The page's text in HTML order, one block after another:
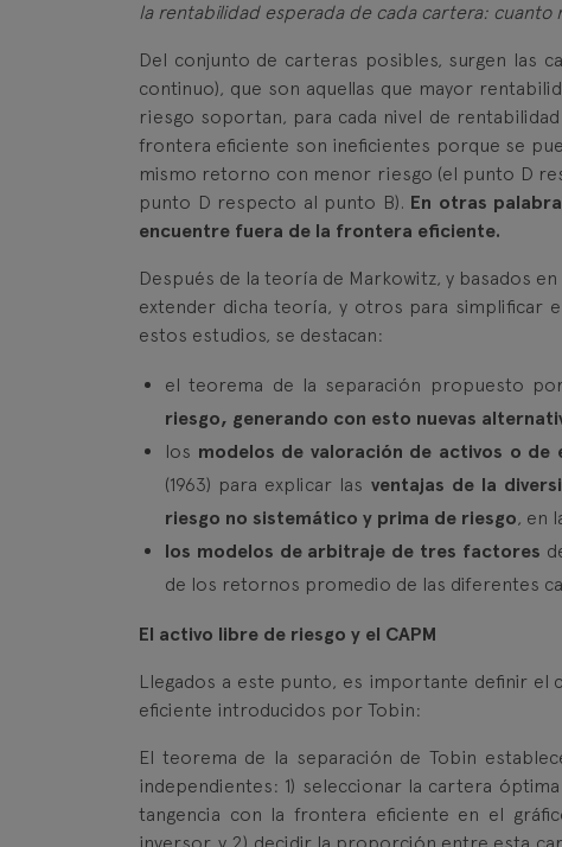
la rentabilidad esperada de cada cartera: cuanto
Del conjunto de carteras posibles, surgen las
continuo), que son aquellas que mayor
riesgo soportan, para cada nivel de
frontera eficiente son ineficientes porque se
mismo retorno con menor riesgo (el punto D
punto D respecto al punto B). En otras
encuentre fuera de la frontera eficiente.
Después de la teoría de Markowitz, y basados
extender dicha teoría, y otros para simplificar
estos estudios, se destacan:
el teorema de la separación propuesto por
riesgo, generando con esto nuevas
los modelos de valoración de activos o de
(1963) para explicar las ventajas de la
riesgo no sistemático y prima de riesgo, en
los modelos de arbitraje de tres factores
de los retornos promedio de las diferentes
El activo libre de riesgo y el CAPM
Llegados a este punto, es importante definir
eficiente introducidos por Tobin:
El teorema de la separación de Tobin
independientes: 1) seleccionar la cartera
tangencia con la frontera eficiente en el